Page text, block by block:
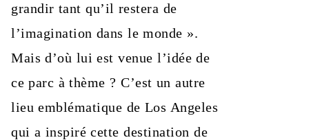
grandir tant qu’il restera de
l’imagination dans le monde ».
Mais d’où lui est venue l’idée de
ce parc à thème ? C’est un autre
lieu emblématique de Los Angeles
qui a inspiré cette destination de